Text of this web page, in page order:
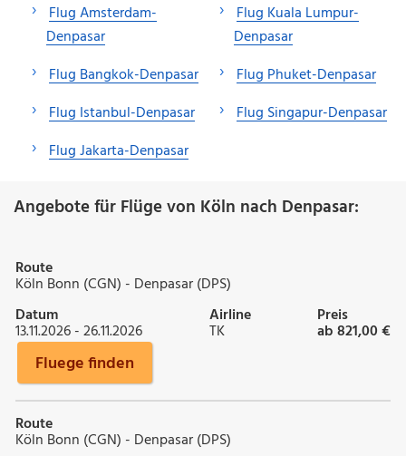
Flug Amsterdam-
Denpasar
Flug Bangkok-Denpasar
Flug Istanbul-Denpasar
Flug Jakarta-Denpasar
Flug Kuala Lumpur-
Denpasar
Flug Phuket-Denpasar
Flug Singapur-Denpasar
Angebote für Flüge von Köln nach Denpasar:
Route
Köln Bonn (CGN) - Denpasar (DPS)
Datum
13.11.2026 - 26.11.2026
Airline
TK
Preis
ab 821,00 €
Fluege finden
Route
Köln Bonn (CGN) - Denpasar (DPS)